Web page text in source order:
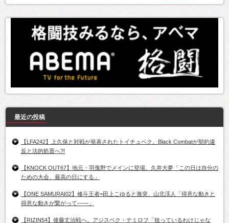
最近の投稿
【LFA242】上久保と対戦が発表されたトイチュベク。Black Combatが契約違
反と法的処置へ?!
【KNOCK OUT67】地元・羽曳野でメインに登場。久井大夢「この日は自分の
ための大会、最高の日にする」
【ONE SAMURAI02】修斗王者=田上こゆると激突、山北渓人「得意な動きと
得意な動きが繋がって――」
【RIZIN54】後藤丈治戦へ。アジスベク・テミロフ「狙っているわけじゃな